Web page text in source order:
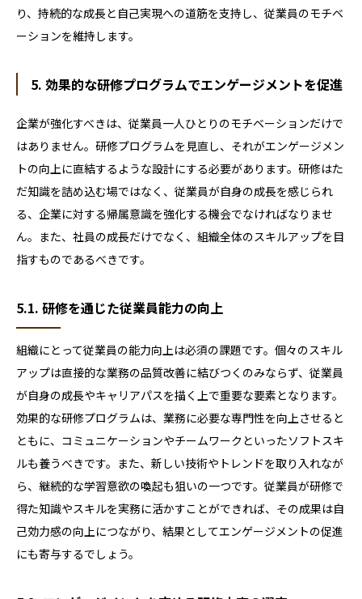
り、持続的な成長と自己実現への道筋を支持し、従業員のモチベ
ーションを維持します。
5. 効果的な研修プログラムでエンゲージメントを促進
企業が強化すべきは、従業員一人ひとりのモチベーションだけで
はありません。研修プログラムを見直し、それがエンゲージメン
トの向上に直結するような設計にする必要があります。研修はた
だ知識を詰め込む場ではなく、従業員が自身の成長を感じられ
る、企業に対する帰属意識を強化する機会でなければなりませ
ん。また、社員の成長だけでなく、組織全体のスキルアップを目
指すものであるべきです。
5.1. 研修を通じた従業員能力の向上
組織にとって従業員の能力向上は必須の課題です。個々のスキル
アップは直接的な業務の品質改善に結びつくのみならず、従業員
が自身の成長やキャリアパスを描く上で重要な要素となります。
効果的な研修プログラムは、業務に必要な専門性を向上させると
ともに、コミュニケーションやチームワークといったソフトスキ
ルも養うべきです。また、新しい技術やトレンドを取り入れなが
ら、継続的な学習意欲の喚起も狙いの一つです。従業員が研修で
得た知識やスキルを実務に活かすことができれば、その成果は自
己効力感の向上につながり、結果としてエンゲージメントの促進
にも寄与するでしょう。